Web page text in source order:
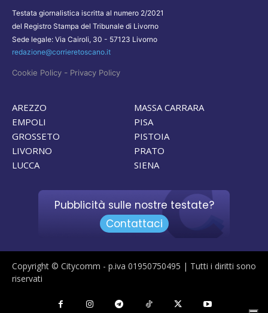
Testata giornalistica iscritta al numero 2/2021
del Registro Stampa del Tribunale di Livorno
Sede legale: Via Cairoli, 30 - 57123 Livorno
redazione@corrieretoscano.it
Cookie Policy - Privacy Policy
AREZZO
EMPOLI
GROSSETO
LIVORNO
LUCCA
MASSA CARRARA
PISA
PISTOIA
PRATO
SIENA
Pubblicità sulle nostre testate?
Contattaci
Copyright © Citycomm - p.iva 01950750495 | Tutti i diritti sono
riservati